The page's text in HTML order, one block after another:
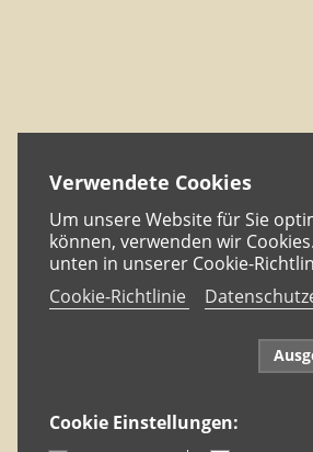
Verwendete Cookies
Um unsere Website für Sie
können, verwenden wir
unten in unserer Cookie-
Cookie-Richtlinie
Cookie Einstellungen: